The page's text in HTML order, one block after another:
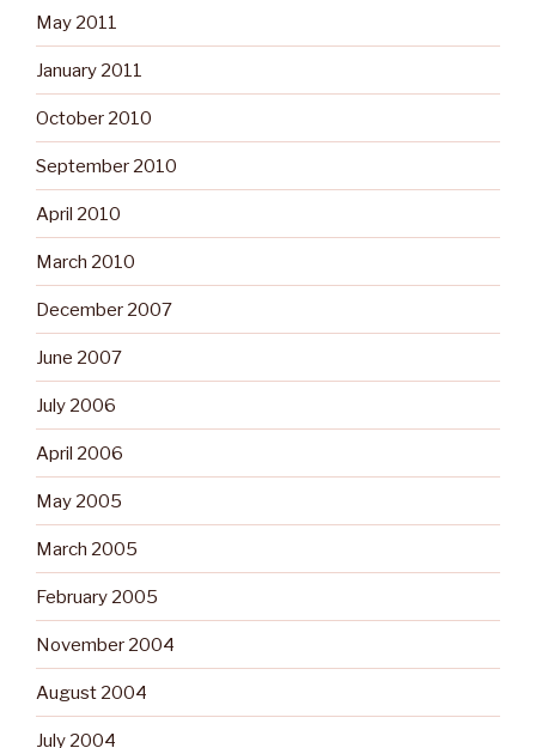
May 2011
January 2011
October 2010
September 2010
April 2010
March 2010
December 2007
June 2007
July 2006
April 2006
May 2005
March 2005
February 2005
November 2004
August 2004
July 2004